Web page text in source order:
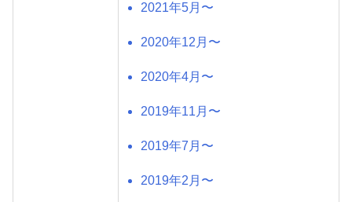
2021年5月〜
2020年12月〜
2020年4月〜
2019年11月〜
2019年7月〜
2019年2月〜